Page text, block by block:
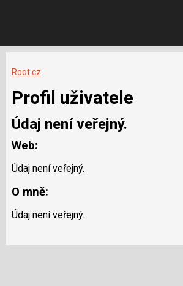
Root.cz
Profil uživatele
Údaj není veřejný.
Web:
Údaj není veřejný.
O mně:
Údaj není veřejný.